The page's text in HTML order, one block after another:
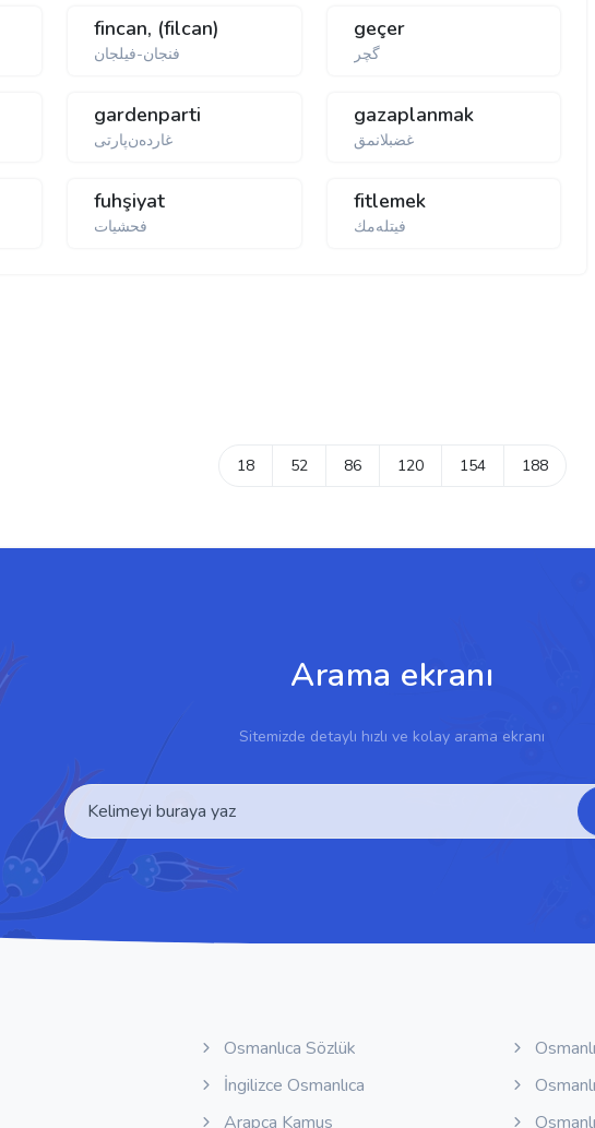
fincan, (filcan)
فنجان-فیلجان
geçer
گچر
gardenparti
غارده‌ن‌پارتی
gazaplanmak
غضبلانمق
fuhşiyat
فحشیات
fitlemek
فیتله‌مك
18 52 86 120 154 188
Arama ekranı
Sitemizde detaylı hızlı ve kolay arama ekranı
Osmanlıca Sözlük
İngilizce Osmanlıca
Arapça Kamus